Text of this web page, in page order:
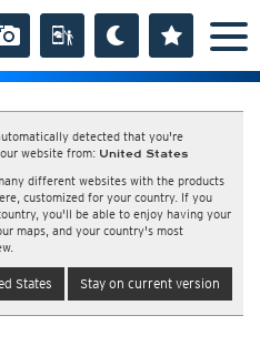
detected that you're
website from: United States
different websites with the products
customized for your country. If you
you'll be able to enjoy having your
maps, and your country's most
States Stay on current version